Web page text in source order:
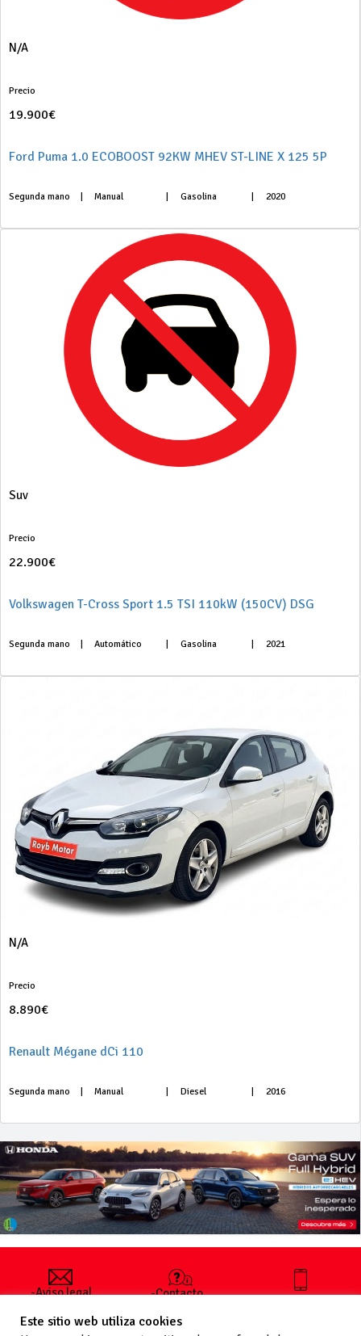
N/A
Precio
19.900€
Ford Puma 1.0 ECOBOOST 92KW MHEV ST-LINE X 125 5P
Segunda mano Manual Gasolina 2020
Suv
Precio
22.900€
Volkswagen T-Cross Sport 1.5 TSI 110kW (150CV) DSG
Segunda mano Automático Gasolina 2021
N/A
Precio
8.890€
Renault Mégane dCi 110
Segunda mano Manual Diesel 2016
-Aviso legal
generales
-Contacto
publicar un
+34 627 35
Este sitio web utiliza cookies